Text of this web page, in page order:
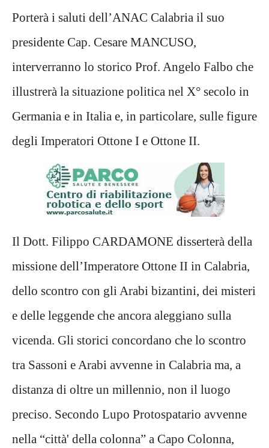
Porterà i saluti dell’ANAC Calabria il suo
presidente Cap. Cesare MANCUSO,
interverranno lo storico Prof. Angelo Falbo che
illustrerà la situazione politica nel X° secolo in
Germania e in Italia e, in particolare, sulle figure
degli Imperatori Ottone I e Ottone II.
Il Dott. Filippo CARDAMONE disserterà della
missione dell’Imperatore Ottone II in Calabria,
dello scontro con gli Arabi bizantini, dei misteri
e delle leggende che ancora aleggiano sulla
vicenda. Gli storici concordano che lo scontro
tra Sassoni e Arabi avvenne in Calabria ma, a
distanza di oltre un millennio, non il luogo
preciso. Secondo Lupo Protospatario avvenne
nella “città' della colonna” a Capo Colonna,